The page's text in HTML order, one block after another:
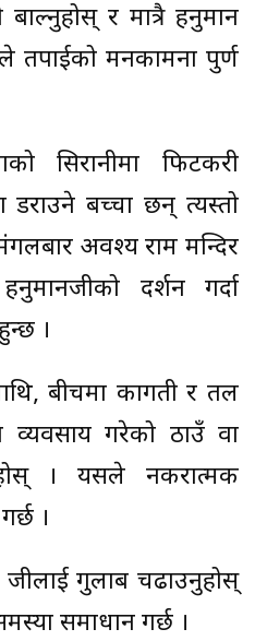
र मात्रै हनुमान
तपाईको मनकामना पुर्ण
सिरानीमा फिटकरी
डराउने बच्चा छन् त्यस्तो
अवश्य राम मन्दिर
दर्शन गर्दा
।
बीचमा कागती र तल
व्यवसाय गरेको ठाउँ वा
। यसले नकरात्मक
।
गुलाब चढाउनुहोस्
समाधान गर्छ ।